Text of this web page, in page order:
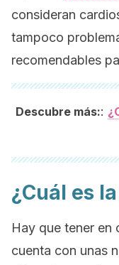
consideran
tampoco
recomendables
Descubre más::
¿Cuál es
Hay que tener en
cuenta con unas